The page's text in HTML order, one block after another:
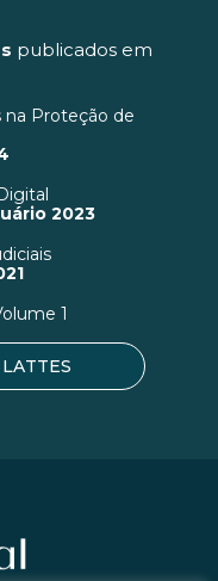
publicados em
na Proteção de
2023
1